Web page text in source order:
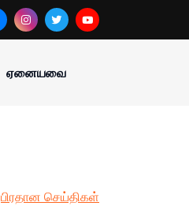
ஏனையவை
பிரதான செய்திகள்